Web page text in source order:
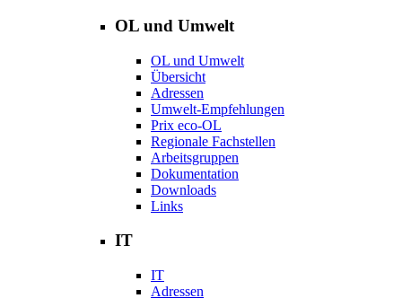
OL und Umwelt
OL und Umwelt
Übersicht
Adressen
Umwelt-Empfehlungen
Prix eco-OL
Regionale Fachstellen
Arbeitsgruppen
Dokumentation
Downloads
Links
IT
IT
Adressen